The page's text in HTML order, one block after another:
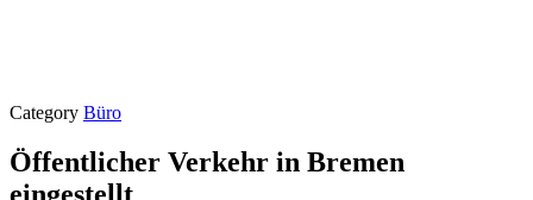
Category Büro
Öffentlicher Verkehr in Bremen